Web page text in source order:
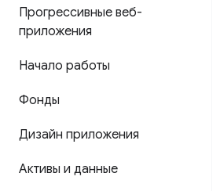
Прогрессивные веб-
приложения
Начало работы
Фонды
Дизайн приложения
Активы и данные